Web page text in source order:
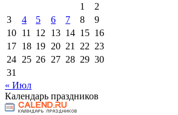
1
2
3
4 5 6 7 8
9
10 11 12 13 14 15 16
17 18 19 20 21 22 23
24 25 26 27 28 29 30
31
« Июл
Календарь праздников